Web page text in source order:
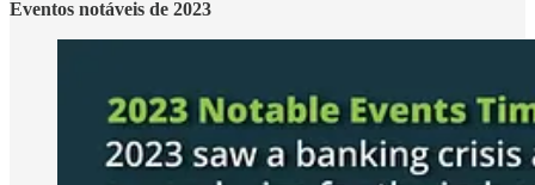
Eventos notáveis de 2023